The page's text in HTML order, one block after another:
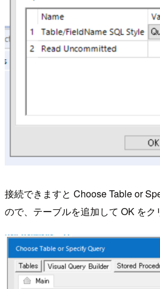
接続できますと Choose Table or
ので、テーブルを追加して OK をク